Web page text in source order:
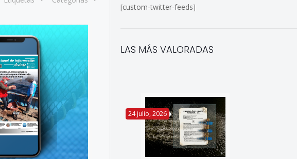
[custom-twitter-feeds]
LAS MÁS VALORADAS
8 julio, 2026 24 julio, 2026